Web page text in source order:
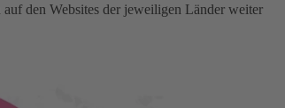
den Websites der jeweiligen Länder weiter